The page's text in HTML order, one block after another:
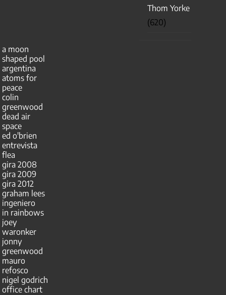
Thom Yorke
(620)
a moon
shaped pool
argentina
atoms for
peace
colin
greenwood
dead air
space
ed o'brien
entrevista
flea
gira 2008
gira 2009
gira 2012
graham lees
ingeniero
in rainbows
joey
waronker
jonny
greenwood
mauro
refosco
nigel godrich
office chart